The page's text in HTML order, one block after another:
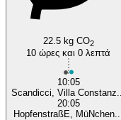
22.5 kg CO2
10 ώρες και 0 λεπτά
10:05
Scandicci, Villa Constanz...
20:05
HopfenstraßE, MüNchen...